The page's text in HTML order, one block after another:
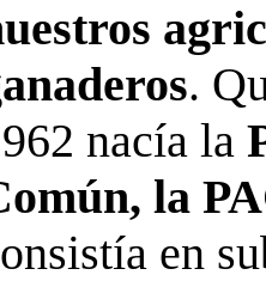
.
nacía la
la
en